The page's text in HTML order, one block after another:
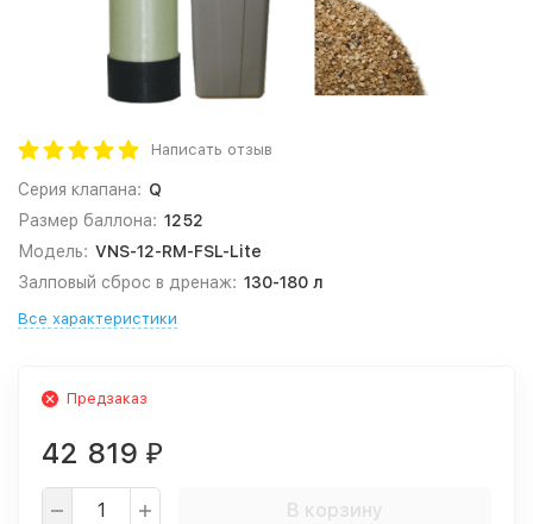
Написать отзыв
Серия клапана: Q
Размер баллона: 1252
Модель: VNS-12-RM-FSL-Lite
Залповый сброс в дренаж: 130-180 л
Все характеристики
Предзаказ
42 819 ₽
В корзину